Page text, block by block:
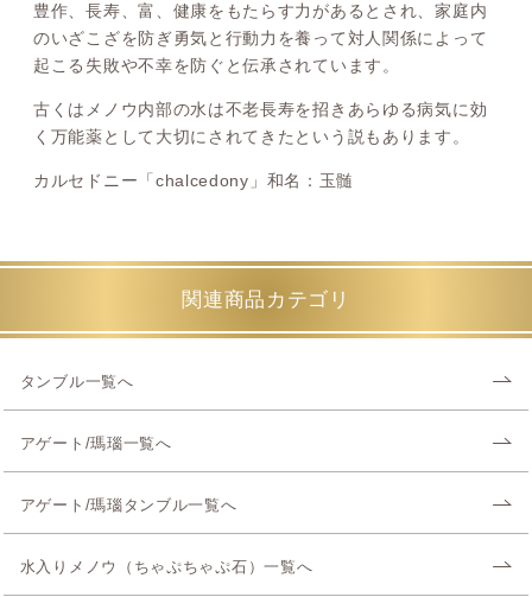
豊作、長寿、富、健康をもたらす力があるとされ、家庭内
のいざこざを防ぎ勇気と行動力を養って対人関係によって
起こる失敗や不幸を防ぐと伝承されています。
古くはメノウ内部の水は不老長寿を招きあらゆる病気に効
く万能薬として大切にされてきたという説もあります。
カルセドニー「chalcedony」和名：玉髄
関連商品カテゴリ
タンブル一覧へ
アゲート/瑪瑙一覧へ
アゲート/瑪瑙タンブル一覧へ
水入りメノウ（ちゃぷちゃぷ石）一覧へ